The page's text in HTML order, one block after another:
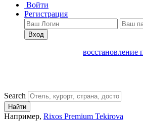
Войти
Регистрация
Вход
восстановление
Search
Найти
Например, Rixos Premium Tekirova